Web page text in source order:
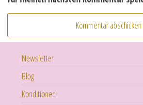
Newsletter
Blog
Konditionen